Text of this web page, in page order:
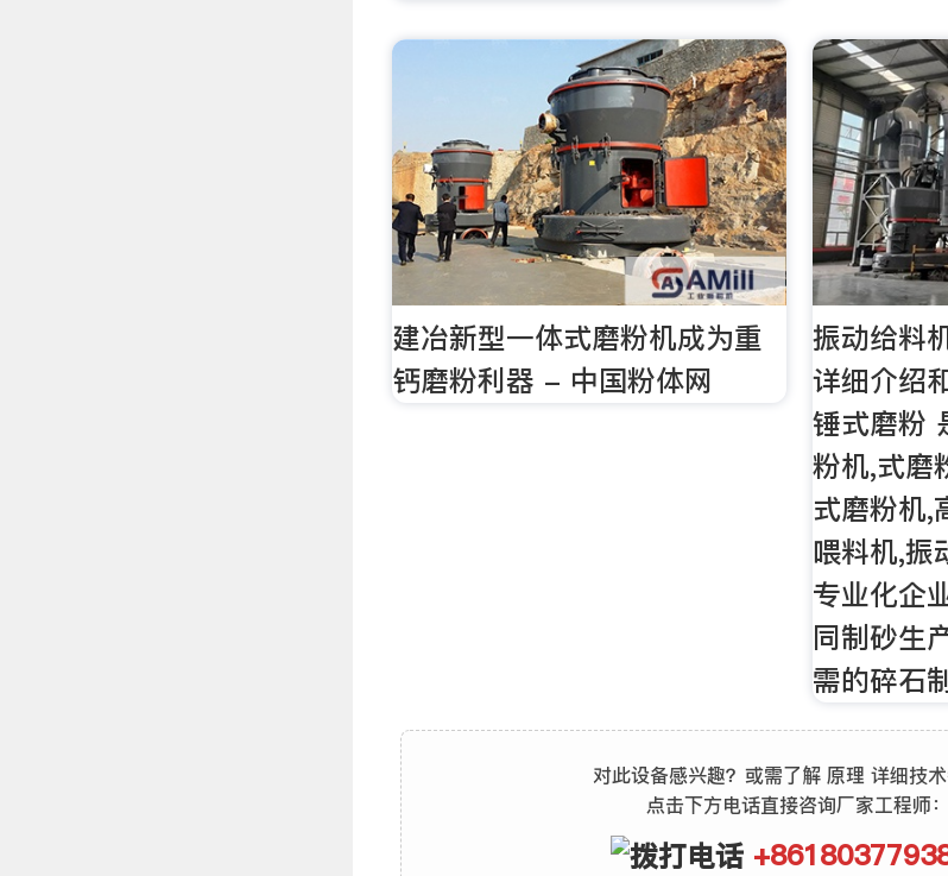
建冶新型一体式磨粉机成为重
钙磨粉利器 - 中国粉体网
振动给料
详细介绍
锤式磨粉
粉机,式磨
式磨粉机,
喂料机,振
专业化企
同制砂生
需的碎石
对此设备感兴趣？或需了解 原理 详细技术
点击下方电话直接咨询厂家工程师：